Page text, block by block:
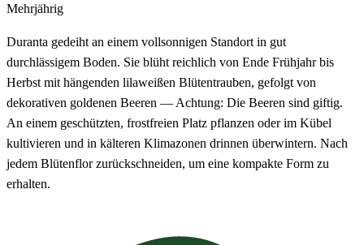
Mehrjährig
Duranta gedeiht an einem vollsonnigen Standort in gut
durchlässigem Boden. Sie blüht reichlich von Ende Frühjahr bis
Herbst mit hängenden lilaweißen Blütentrauben, gefolgt von
dekorativen goldenen Beeren — Achtung: Die Beeren sind giftig.
An einem geschützten, frostfreien Platz pflanzen oder im Kübel
kultivieren und in kälteren Klimazonen drinnen überwintern. Nach
jedem Blütenflor zurückschneiden, um eine kompakte Form zu
erhalten.